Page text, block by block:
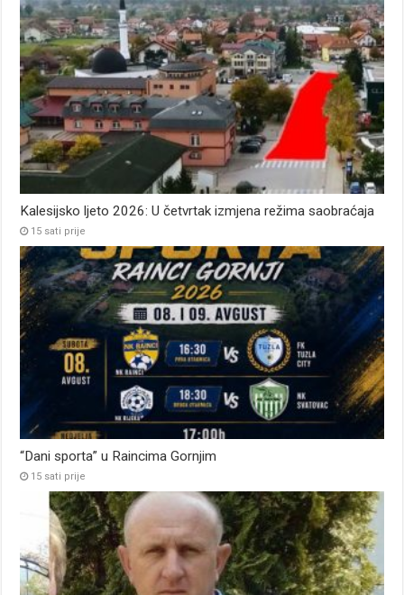
Kalesijsko ljeto 2026: U četvrtak izmjena režima saobraćaja
15 sati prije
“Dani sporta” u Raincima Gornjim
15 sati prije